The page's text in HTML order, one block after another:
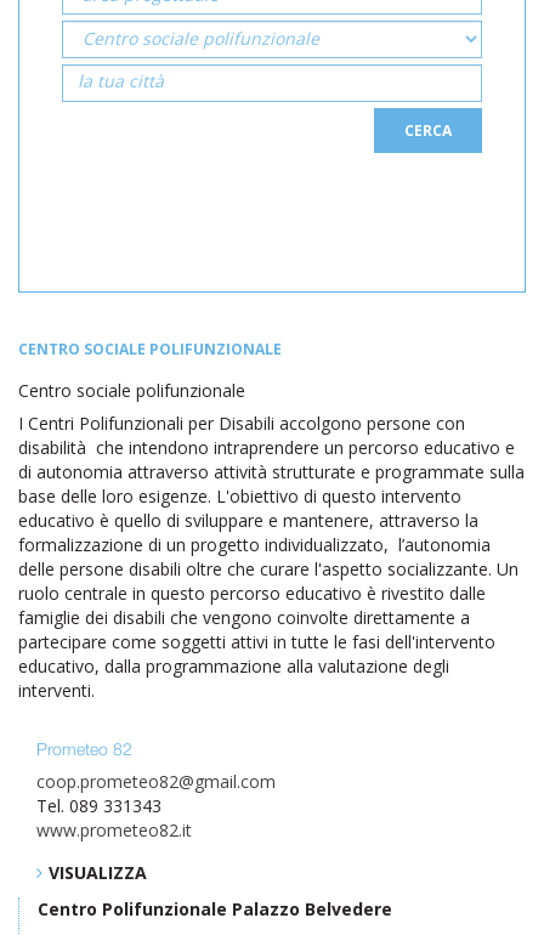
CERCA
CENTRO SOCIALE POLIFUNZIONALE
Centro sociale polifunzionale
I Centri Polifunzionali per Disabili accolgono persone con
disabilità che intendono intraprendere un percorso educativo e
di autonomia attraverso attività strutturate e programmate sulla
base delle loro esigenze. L'obiettivo di questo intervento
educativo è quello di sviluppare e mantenere, attraverso la
formalizzazione di un progetto individualizzato, l’autonomia
delle persone disabili oltre che curare l'aspetto socializzante. Un
ruolo centrale in questo percorso educativo è rivestito dalle
famiglie dei disabili che vengono coinvolte direttamente a
partecipare come soggetti attivi in tutte le fasi dell'intervento
educativo, dalla programmazione alla valutazione degli
interventi.
Prometeo 82
coop.prometeo82@gmail.com
Tel. 089 331343
www.prometeo82.it
VISUALIZZA
Centro Polifunzionale Palazzo Belvedere